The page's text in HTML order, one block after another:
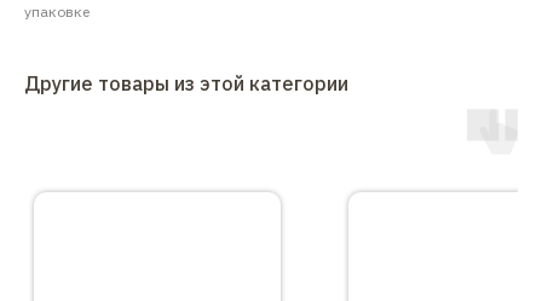
упаковке
Другие товары из этой категории